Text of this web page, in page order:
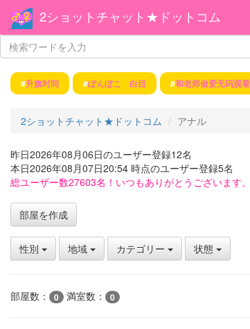
2ショットチャット★ドットコム
#升旗时间 #ぽんぽこ 白目 #和老师做爱无码观看
2ショットチャット★ドットコム アナル
昨日2026年08月06日のユーザー登録12名
本日2026年08月07日20:54 時点のユーザー登録5名
総ユーザー数27603名！いつもありがとうございます。
部屋を作成
性別 地域 カテゴリー 状態
部屋数： 0 満室数： 0